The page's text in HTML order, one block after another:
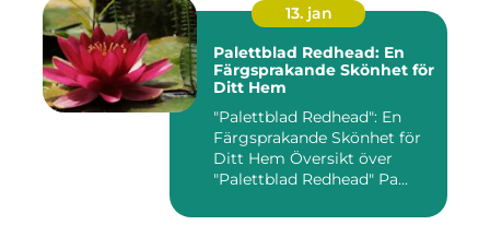
13. jan
Palettblad Redhead: En
Färgsprakande Skönhet för
Ditt Hem
"Palettblad Redhead": En
Färgsprakande Skönhet för
Ditt Hem Översikt över
"Palettblad Redhead" Pa...